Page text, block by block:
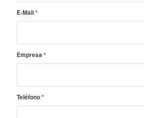
E-Mail*
Empresa *
Teléfono*